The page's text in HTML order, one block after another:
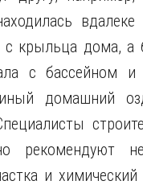
крыльца дома, а
с бассейном
домашний
рекомендуют
и